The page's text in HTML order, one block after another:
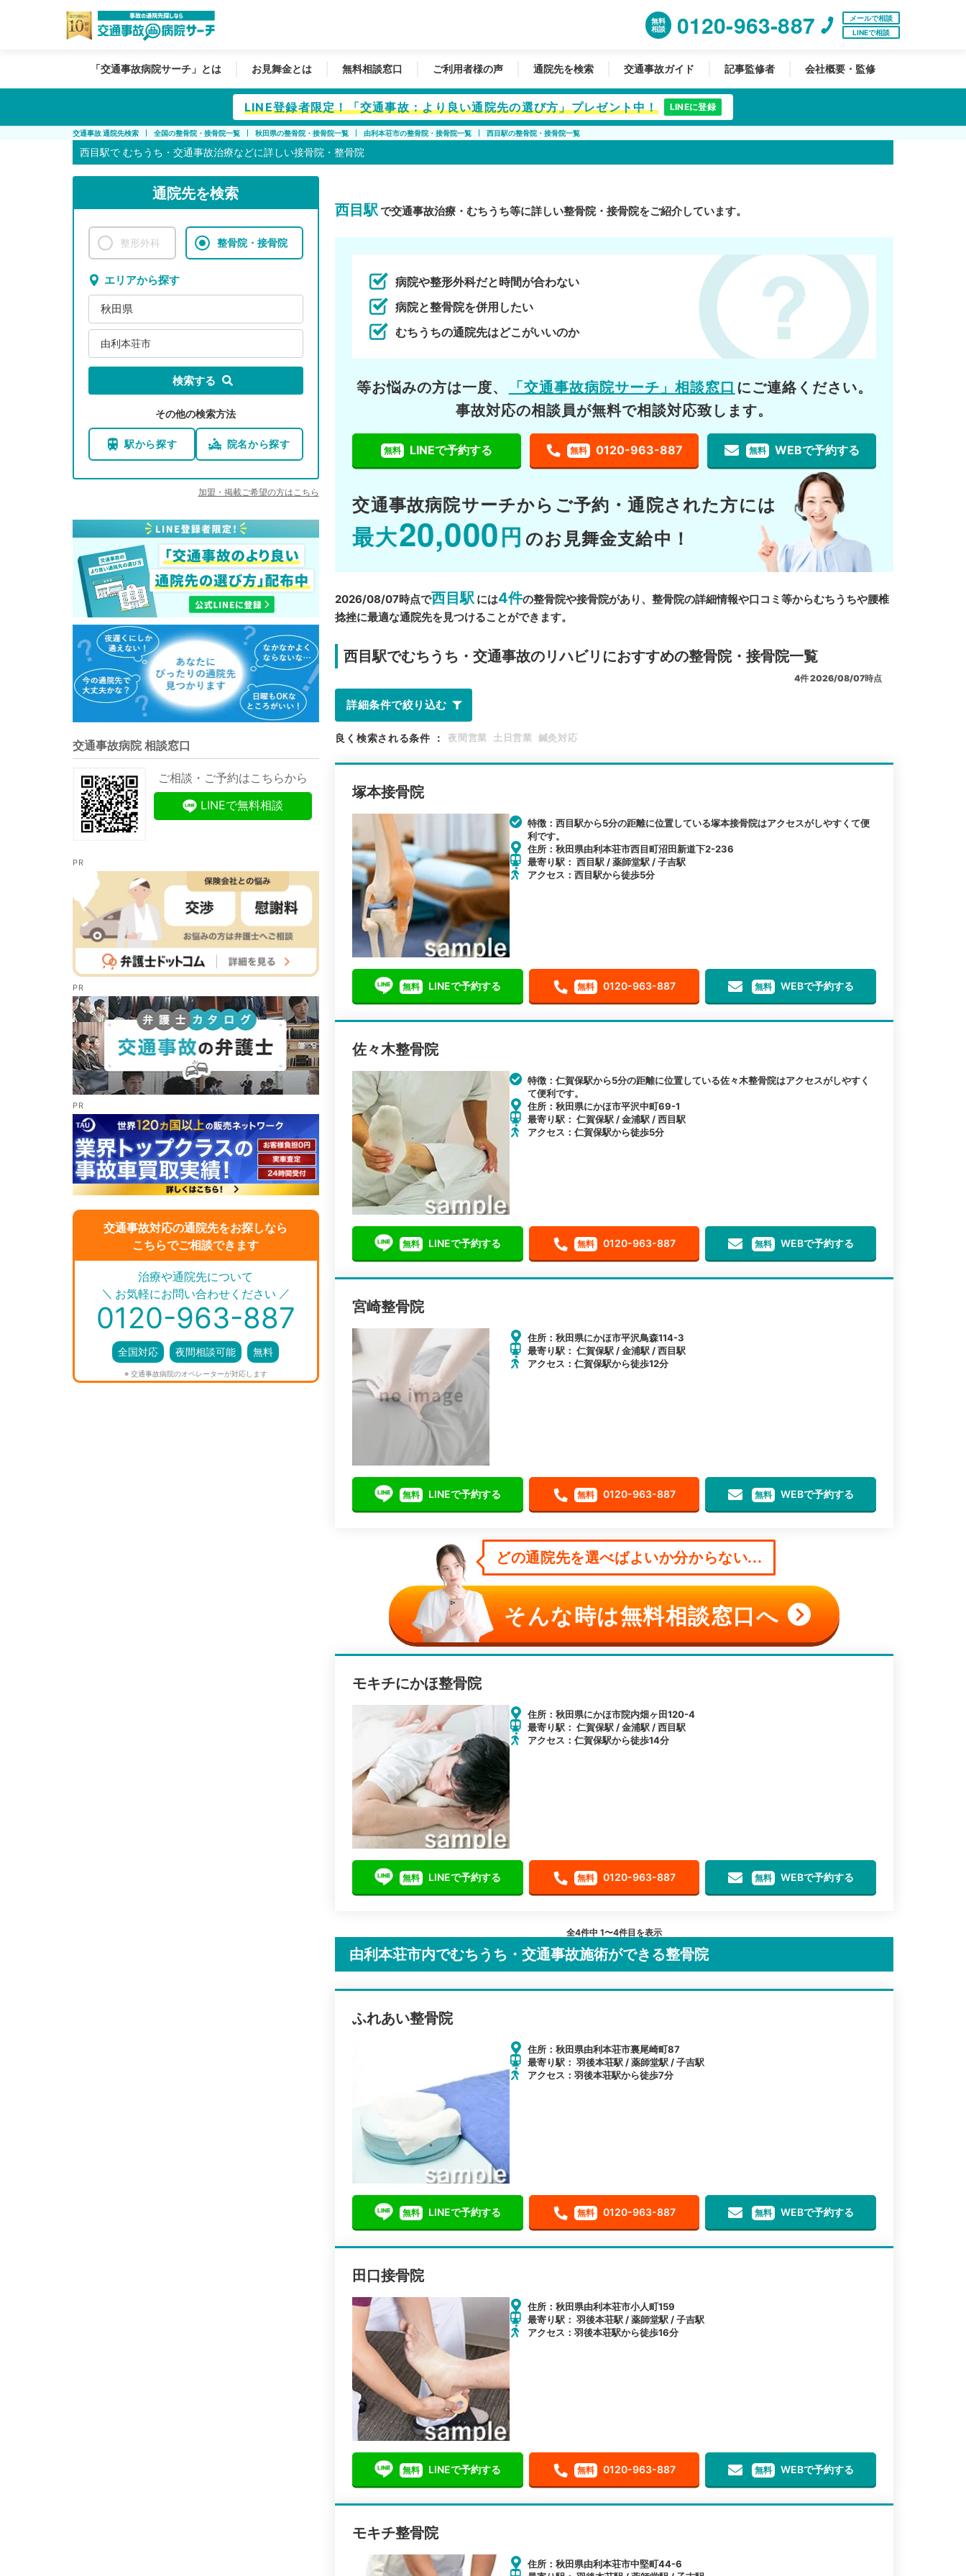
無料
相談
0120-963-887
メールで相談
LINEで相談
「交通事故病院サーチ」とは お見舞金とは 無料相談窓口 ご利用者様の声 通院先を検索 交通事故ガイド 記事監修者 会社概要・監修
LINE登録者限定！「交通事故：より良い通院先の選び方」プレゼント中！ LINEに登録
交通事故 通院先検索 全国の整骨院・接骨院一覧 秋田県の整骨院・接骨院一覧 由利本荘市の整骨院・接骨院一覧 西目駅の整骨院・接骨院一覧
西目駅で むちうち・交通事故治療などに詳しい接骨院・整骨院
通院先を検索
整形外科 整骨院・接骨院
エリアから探す
秋田県
由利本荘市
検索する
その他の検索方法
駅から探す 院名から探す
加盟・掲載ご希望の方はこちら
交通事故病院 相談窓口
ご相談・ご予約はこちらから
LINEで無料相談
交通事故対応の通院先をお探しなら
こちらでご相談できます
＼ ／
治療や通院先について
お気軽にお問い合わせください
0120-963-887
全国対応 夜間相談可能 無料
※ 交通事故病院のオペレーターが対応します
西目駅で交通事故治療・むちうち等に詳しい整骨院・接骨院をご紹介しています。
病院や整形外科だと時間が合わない
病院と整骨院を併用したい
むちうちの通院先はどこがいいのか
等お悩みの方は一度、 「交通事故病院サーチ」相談窓口 にご連絡ください。
事故対応の相談員が無料で相談対応致します。
無料 LINEで予約する 無料 0120-963-887 無料 WEBで予約する
交通事故病院サーチから ご予約・通院された方には
最大20,000 円 のお見舞金支給中！
2026/08/07時点で西目駅 には4件の整骨院や接骨院があり、整骨院の詳細情報や口コミ等からむちうちや腰椎
捻挫に最適な通院先を見つけることができます。
西目駅でむちうち・交通事故のリハビリにおすすめの整骨院・接骨院一覧
4件2026/08/07時点
詳細条件で絞り込む
良く検索される条件 ： 夜間営業 土日営業 鍼灸対応
塚本接骨院
特徴：西目駅から5分の距離に位置している塚本接骨院はアクセスがしやすくて便
利です。
住所：秋田県由利本荘市西目町沼田新道下2-236
最寄り駅： 西目駅 / 薬師堂駅 / 子吉駅
アクセス：西目駅から徒歩5分
無料 LINEで予約する 無料 0120-963-887 無料 WEBで予約する
佐々木整骨院
特徴：仁賀保駅から5分の距離に位置している佐々木整骨院はアクセスがしやすく
て便利です。
住所：秋田県にかほ市平沢中町69-1
最寄り駅： 仁賀保駅 / 金浦駅 / 西目駅
アクセス：仁賀保駅から徒歩5分
無料 LINEで予約する 無料 0120-963-887 無料 WEBで予約する
宮崎整骨院
住所：秋田県にかほ市平沢鳥森114-3
最寄り駅： 仁賀保駅 / 金浦駅 / 西目駅
アクセス：仁賀保駅から徒歩12分
無料 LINEで予約する 無料 0120-963-887 無料 WEBで予約する
どの通院先を選べばよいか分からない...
そんな時は無料相談窓口へ
モキチにかほ整骨院
住所：秋田県にかほ市院内畑ヶ田120-4
最寄り駅： 仁賀保駅 / 金浦駅 / 西目駅
アクセス：仁賀保駅から徒歩14分
無料 LINEで予約する 無料 0120-963-887 無料 WEBで予約する
全4件中 1〜4件目を表示
由利本荘市内でむちうち・交通事故施術ができる整骨院
ふれあい整骨院
住所：秋田県由利本荘市裏尾崎町87
最寄り駅： 羽後本荘駅 / 薬師堂駅 / 子吉駅
アクセス：羽後本荘駅から徒歩7分
無料 LINEで予約する 無料 0120-963-887 無料 WEBで予約する
田口接骨院
住所：秋田県由利本荘市小人町159
最寄り駅： 羽後本荘駅 / 薬師堂駅 / 子吉駅
アクセス：羽後本荘駅から徒歩16分
無料 LINEで予約する 無料 0120-963-887 無料 WEBで予約する
モキチ整骨院
住所：秋田県由利本荘市中堅町44-6